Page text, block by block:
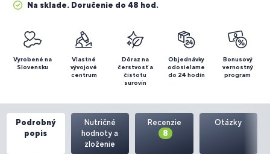
Na sklade. Doručenie do 48 hod.
Vyrobené na
Slovensku
Vlastné
vývojové
centrum
Dôraz na
čerstvosť a
čistotu
surovín
Objednávky
odosielame
do 24 hodín
Bonusový
vernostný
program
Podrobný
popis
Nutričné
hodnoty a
zloženie
Recenzie
8
Otázky